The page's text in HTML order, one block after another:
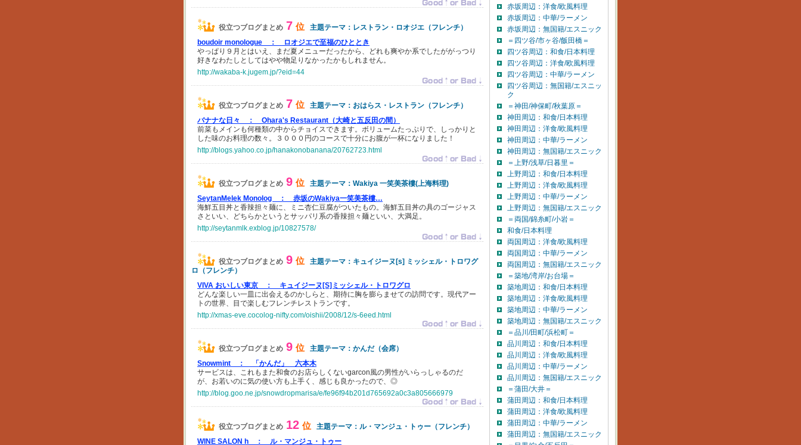
役立つブログまとめ 7 位
主題テーマ：レストラン・ロオジエ（フレンチ）
boudoir monologue ：
ロオジエで至福のひととき
やっぱり９月とはいえ、まだ夏メニューだったから、どれも爽やか系でしたががっつり
好きなわたしとしてはやや物足りなかったかもしれません。
http://wakaba-k.jugem.jp/?eid=44
役立つブログまとめ 7 位
主題テーマ：おはらス・レストラン（フレンチ）
バナナな日々 ：
Ohara's Restaurant（大崎と五反田の間）
前菜もメインも何種類の中からチョイスできます。ボリュームたっぷりで、しっかりと
した味のお料理の数々。３０００円のコースで十分にお腹が一杯になりました！
http://blogs.yahoo.co.jp/hanakonobanana/20762723.html
役立つブログまとめ 9 位
主題テーマ：Wakiya 一笑美茶樓(上海料理)
SeytanMelek Monolog ：
赤坂のWakiya一笑美茶樓…
海鮮五目丼と香辣担々麺に、ミニ杏仁豆腐がついたもの。海鮮五目丼の具のゴージャス
さといい、どちらかというとサッパリ系の香辣担々麺といい、大満足。
http://seytanmlk.exblog.jp/10827578/
役立つブログまとめ 9 位
主題テーマ：キュイジーヌ[s] ミッシェル・トロワグ
ロ（フレンチ）
VIVA おいしい東京 ：
キュイジーヌ[S]ミッシェル・トロワグロ
どんな楽しい一皿に出会えるのかしらと、期待に胸を膨らませての訪問です。現代アー
トの世界、目で楽しむフレンチレストランです。
http://xmas-eve.cocolog-nifty.com/oishii/2008/12/s-6eed.html
役立つブログまとめ 9 位
主題テーマ：かんだ（会席）
Snowmint ：
「かんだ」 六本木
サービスは、これもまた和食のお店らしくないgarcon風の男性がいらっしゃるのだ
が、お若いのに気の使い方も上手く、感じも良かったので、◎
http://blog.goo.ne.jp/snowdropmarisa/e/fe96f94b201d765692a0c3a805666979
役立つブログまとめ 12 位
主題テーマ：ル・マンジュ・トゥー（フレンチ）
WINE SALON h ：
ル・マンジュ・トゥー
赤坂周辺：洋食/欧風料理
赤坂周辺：中華/ラーメン
赤坂周辺：無国籍/エスニック
＝四ツ谷/市ヶ谷/飯田橋＝
四ツ谷周辺：和食/日本料理
四ツ谷周辺：洋食/欧風料理
四ツ谷周辺：中華/ラーメン
四ツ谷周辺：無国籍/エスニッ
ク
＝神田/神保町/秋葉原＝
神田周辺：和食/日本料理
神田周辺：洋食/欧風料理
神田周辺：中華/ラーメン
神田周辺：無国籍/エスニック
＝上野/浅草/日暮里＝
上野周辺：和食/日本料理
上野周辺：洋食/欧風料理
上野周辺：中華/ラーメン
上野周辺：無国籍/エスニック
＝両国/錦糸町/小岩＝
和食/日本料理
両国周辺：洋食/欧風料理
両国周辺：中華/ラーメン
両国周辺：無国籍/エスニック
＝築地/湾岸/お台場＝
築地周辺：和食/日本料理
築地周辺：洋食/欧風料理
築地周辺：中華/ラーメン
築地周辺：無国籍/エスニック
＝品川/田町/浜松町＝
品川周辺：和食/日本料理
品川周辺：洋食/欧風料理
品川周辺：中華/ラーメン
品川周辺：無国籍/エスニック
＝蒲田/大井＝
蒲田周辺：和食/日本料理
蒲田周辺：洋食/欧風料理
蒲田周辺：中華/ラーメン
蒲田周辺：無国籍/エスニック